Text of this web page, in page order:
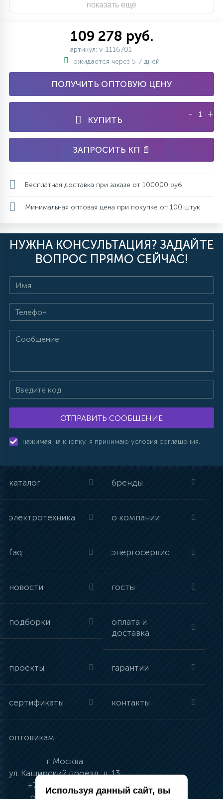
показать ещё
109 278 руб.
артикул: v-1116701
ожидается через 5-7 дней
ПОЛУЧИТЬ ОПТОВУЮ ЦЕНУ
КУПИТЬ
- +
ЗАПРОСИТЬ КП 📄
Бесплатная доставка при заказе от 100000 руб.
Минимальная оптовая цена при покупке от 100 штук
НУЖНА КОНСУЛЬТАЦИЯ? ЗАДАЙТЕ
ВОПРОС ПРЯМО СЕЙЧАС!
ОТПРАВИТЬ СООБЩЕНИЕ
нажимая на кнопку, я принимаю условия соглашения.
каталог бренды
электротехника о компании
faq энергосервис
новости госты
подборки
оплата и
доставка
проекты гарантии
сертификаты контакты
оптовикам
г. Москва
ул. Каширский проезд, д. 13
+7 (495) 134-41-83
moskva@vincci.ru
Используя данный сайт, вы